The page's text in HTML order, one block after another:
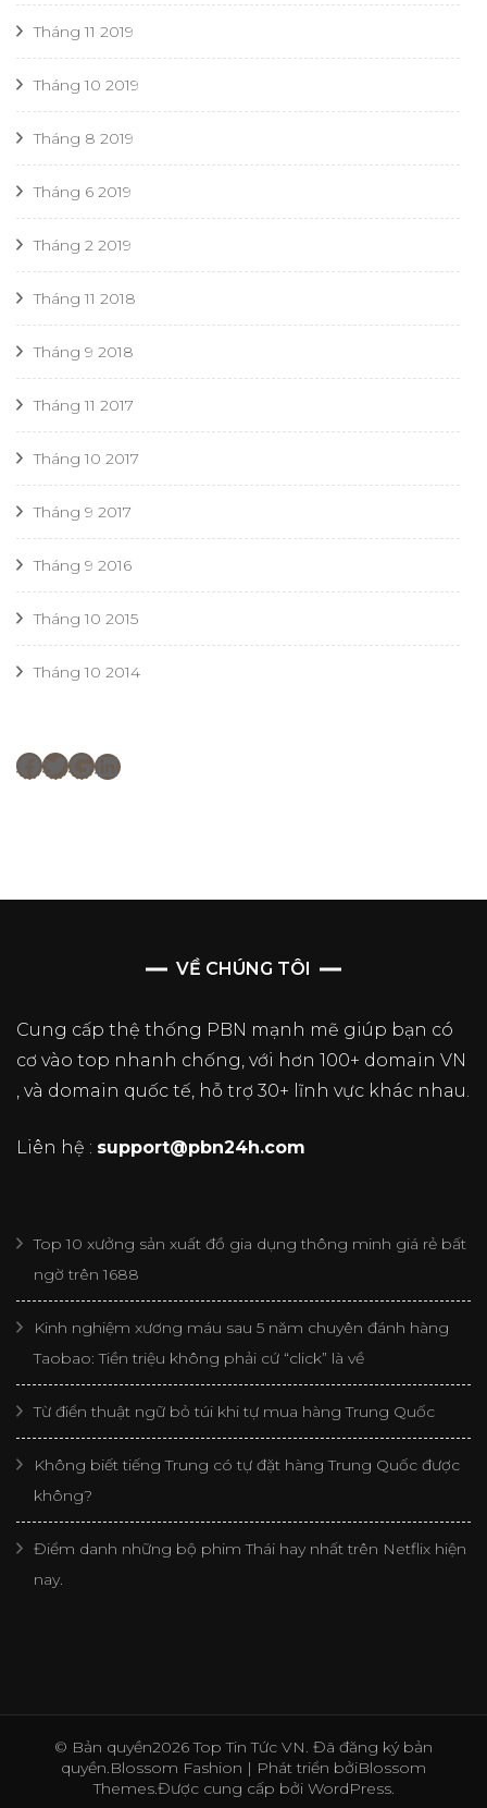
Tháng 11 2019
Tháng 10 2019
Tháng 8 2019
Tháng 6 2019
Tháng 2 2019
Tháng 11 2018
Tháng 9 2018
Tháng 11 2017
Tháng 10 2017
Tháng 9 2017
Tháng 9 2016
Tháng 10 2015
Tháng 10 2014
Facebook
Twitter
Google
LinkedIn
VỀ CHÚNG TÔI
Cung cấp thệ thống PBN mạnh mẽ giúp bạn có
cơ vào top nhanh chống, với hơn 100+ domain VN
, và domain quốc tế, hỗ trợ 30+ lĩnh vực khác nhau.
Liên hệ : support@pbn24h.com
Top 10 xưởng sản xuất đồ gia dụng thông minh giá rẻ bất
ngờ trên 1688
Kinh nghiệm xương máu sau 5 năm chuyên đánh hàng
Taobao: Tiền triệu không phải cứ “click” là về
Từ điển thuật ngữ bỏ túi khi tự mua hàng Trung Quốc
Không biết tiếng Trung có tự đặt hàng Trung Quốc được
không?
Điểm danh những bộ phim Thái hay nhất trên Netflix hiện
nay.
© Bản quyền2026Top Tin Tức VN. Đã đăng ký bản
quyền.Blossom Fashion | Phát triển bởiBlossom
Themes.Được cung cấp bởi WordPress.